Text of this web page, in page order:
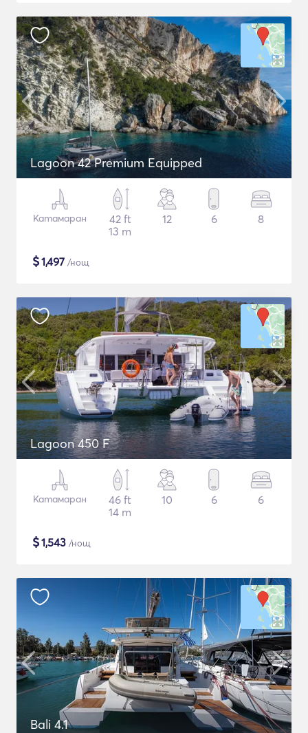
Lagoon 42 Premium Equipped
Катамаран
42 ft
13 m
12 6 8
$1,497 /нощ
Lagoon 450 F
Катамаран
46 ft
14 m
10 6 6
$1,543 /нощ
Bali 4.1